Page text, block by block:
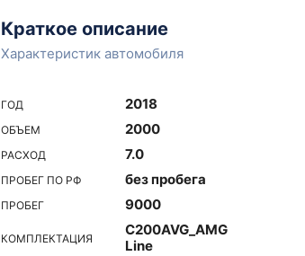
Краткое описание
Характеристик автомобиля
ГОД 2018
ОБЪЕМ 2000
РАСХОД 7.0
ПРОБЕГ ПО РФ без пробега
ПРОБЕГ 9000
КОМПЛЕКТАЦИЯ
C200AVG_AMG
Line